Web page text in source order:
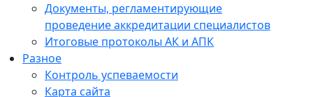
Документы, регламентирующие
проведение аккредитации специалистов
Итоговые протоколы АК и АПК
Разное
Контроль успеваемости
Карта сайта